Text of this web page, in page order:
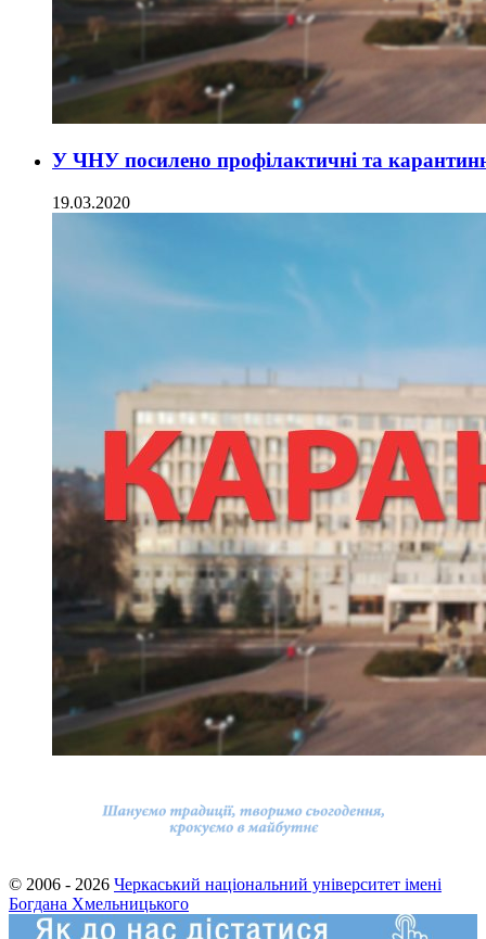
У ЧНУ посилено профілактичні та
19.03.2020
© 2006 - 2026 Черкаський національний університет імені
Богдана Хмельницького